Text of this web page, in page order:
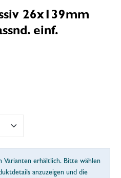
26x139mm
einf.
erhältlich. Bitte wählen
anzuzeigen und die